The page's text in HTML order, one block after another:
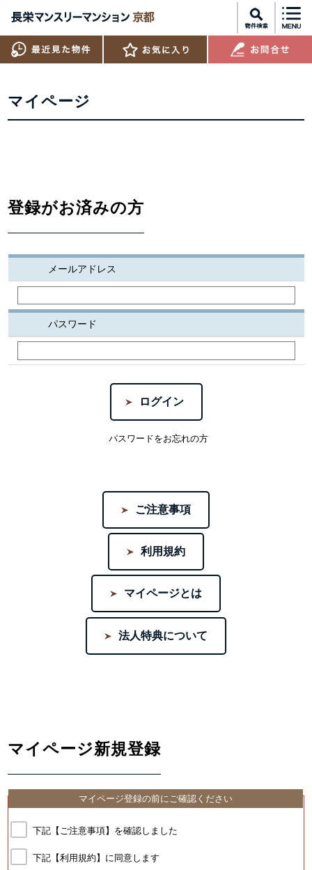
マイページ
登録がお済みの方
メールアドレス
パスワード
パスワードをお忘れの方
ご注意事項
利用規約
マイページとは
法人特典について
マイページ新規登録
マイページ登録の前にご確認ください
下記【ご注意事項】を確認しました
下記【利用規約】に同意します